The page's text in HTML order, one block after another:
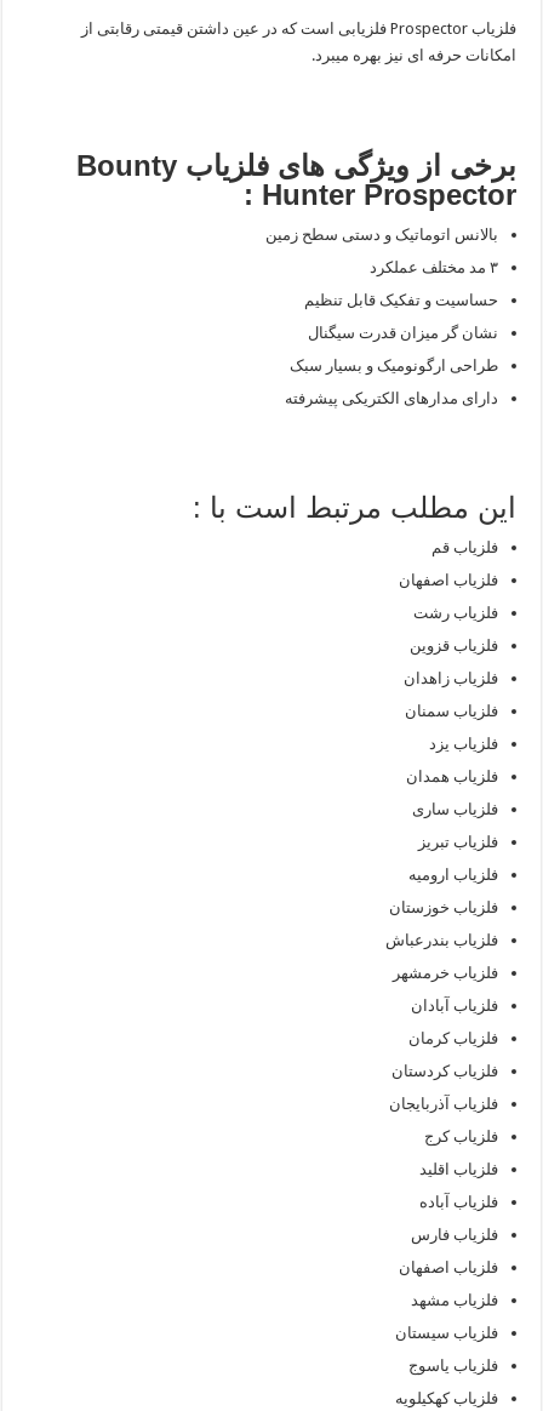
فلزیاب Prospector فلزیابی است که در عین داشتن قیمتی رقابتی از
امکانات حرفه ای نیز بهره میبرد.
برخی از ویژگی های فلزیاب Bounty
Hunter Prospector :
بالانس اتوماتیک و دستی سطح زمین
۳ مد مختلف عملکرد
حساسیت و تفکیک قابل تنظیم
نشان گر میزان قدرت سیگنال
طراحی ارگونومیک و بسیار سبک
دارای مدارهای الکتریکی پیشرفته
این مطلب مرتبط است با :
فلزیاب قم
فلزیاب اصفهان
فلزیاب رشت
فلزیاب قزوین
فلزیاب زاهدان
فلزیاب سمنان
فلزیاب یزد
فلزیاب همدان
فلزیاب ساری
فلزیاب تبریز
فلزیاب ارومیه
فلزیاب خوزستان
فلزیاب بندرعباش
فلزیاب خرمشهر
فلزیاب آبادان
فلزیاب کرمان
فلزیاب کردستان
فلزیاب آذربایجان
فلزیاب کرج
فلزیاب اقلید
فلزیاب آباده
فلزیاب فارس
فلزیاب اصفهان
فلزیاب مشهد
فلزیاب سیستان
فلزیاب یاسوج
فلزیاب کهکیلویه